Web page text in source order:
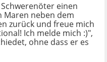
einen
Maren neben dem
zurück und freue mich
Ich melde mich :)",
ohne dass er es